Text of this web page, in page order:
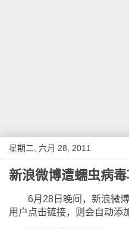
星期二, 六月 28, 2011
新浪微博遭蠕虫病
6月28日晚间，新浪微博
用户点击链接，则会自动添